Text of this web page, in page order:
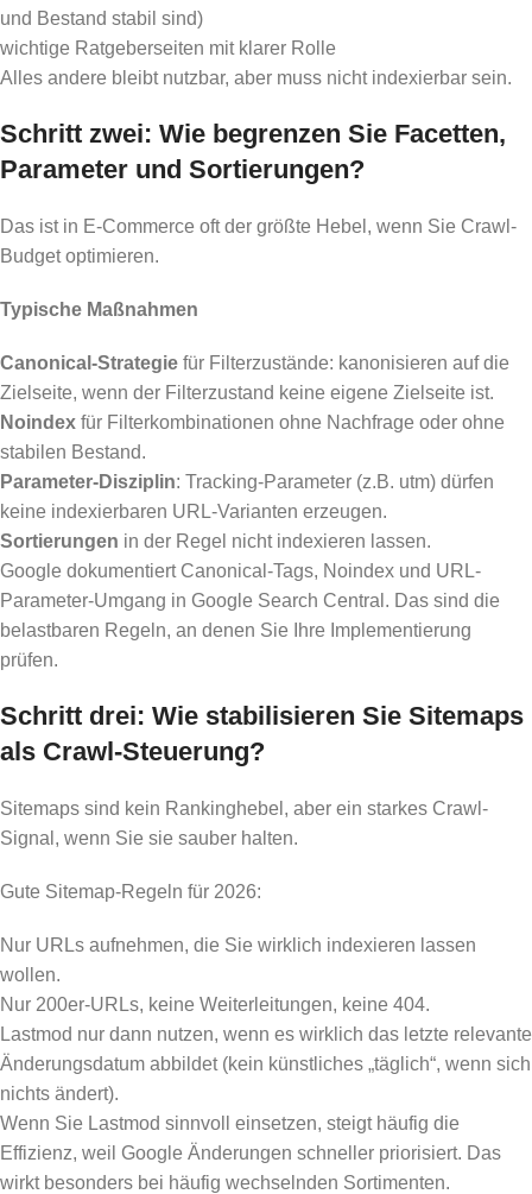
und Bestand stabil sind)
wichtige Ratgeberseiten mit klarer Rolle
Alles andere bleibt nutzbar, aber muss nicht indexierbar sein.
Schritt zwei: Wie begrenzen Sie Facetten,
Parameter und Sortierungen?
Das ist in E-Commerce oft der größte Hebel, wenn Sie Crawl-
Budget optimieren.
Typische Maßnahmen
Canonical-Strategie für Filterzustände: kanonisieren auf die
Zielseite, wenn der Filterzustand keine eigene Zielseite ist.
Noindex für Filterkombinationen ohne Nachfrage oder ohne
stabilen Bestand.
Parameter-Disziplin: Tracking-Parameter (z.B. utm) dürfen
keine indexierbaren URL-Varianten erzeugen.
Sortierungen in der Regel nicht indexieren lassen.
Google dokumentiert Canonical-Tags, Noindex und URL-
Parameter-Umgang in Google Search Central. Das sind die
belastbaren Regeln, an denen Sie Ihre Implementierung
prüfen.
Schritt drei: Wie stabilisieren Sie Sitemaps
als Crawl-Steuerung?
Sitemaps sind kein Rankinghebel, aber ein starkes Crawl-
Signal, wenn Sie sie sauber halten.
Gute Sitemap-Regeln für 2026:
Nur URLs aufnehmen, die Sie wirklich indexieren lassen
wollen.
Nur 200er-URLs, keine Weiterleitungen, keine 404.
Lastmod nur dann nutzen, wenn es wirklich das letzte relevante
Änderungsdatum abbildet (kein künstliches „täglich“, wenn sich
nichts ändert).
Wenn Sie Lastmod sinnvoll einsetzen, steigt häufig die
Effizienz, weil Google Änderungen schneller priorisiert. Das
wirkt besonders bei häufig wechselnden Sortimenten.